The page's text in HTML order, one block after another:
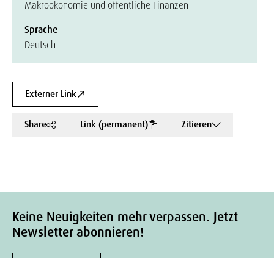
Makroökonomie und öffentliche Finanzen
Sprache
Deutsch
Externer Link
Share Link (permanent) Zitieren
Keine Neuigkeiten mehr verpassen. Jetzt
Newsletter abonnieren!